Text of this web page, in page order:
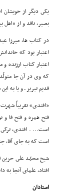
یکى دیگر از خویشان
بصیر، ناقد و از
در کتاب ها، میرزا
اعتبار بود که
اعتبار کتاب ارزنده
که وى در آن جا
قدیم تبریز ـ و یا
«افندى» تقریباً
فتح همزه و فتح فا و
است... . افندى،
است که به جاى آقا،
افتاد، علماى آنجا
استادان